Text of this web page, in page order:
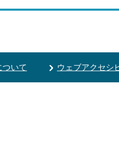
いて ウェブアクセシ